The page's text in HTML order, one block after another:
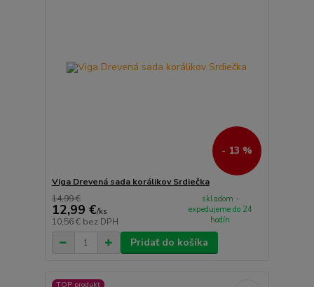
- 13 %
Viga Drevená sada korálikov Srdiečka
14,99 €
12,99 €/ks
10,56 € bez DPH
skladom -
expedujeme do 24
hodín
Pridať do košíka
TOP produkt